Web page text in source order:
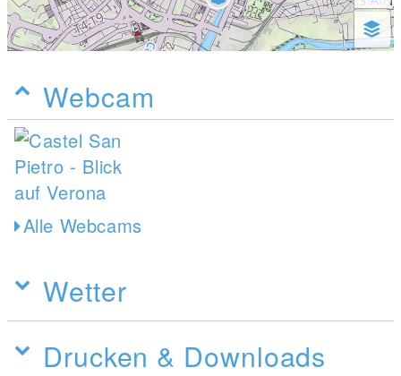
Webcam
Alle Webcams
Wetter
Drucken & Downloads